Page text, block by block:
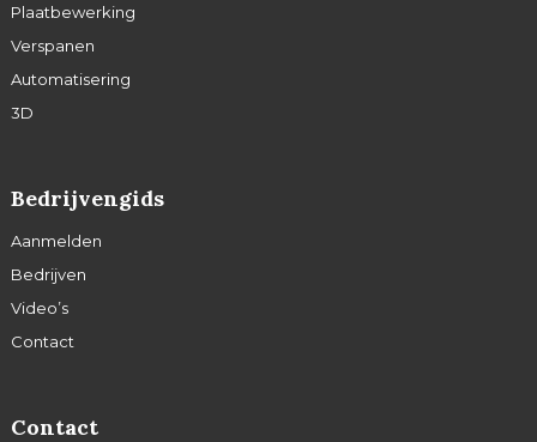
Plaatbewerking
Verspanen
Automatisering
3D
Bedrijvengids
Aanmelden
Bedrijven
Video’s
Contact
Contact